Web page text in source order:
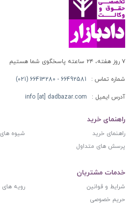
۷ روز هفته، ۲۴ ساعته پاسخگوی شما هستیم
شماره تماس : 66492581 - 66413280 (021)
آدرس ایمیل : info [at] dadbazar.com
راهنمای خرید
راهنمای خرید
شیوه
پرسش های متداول
خدمات مشتریان
شرایط و قوانین
رویه های
حریم خصوصی